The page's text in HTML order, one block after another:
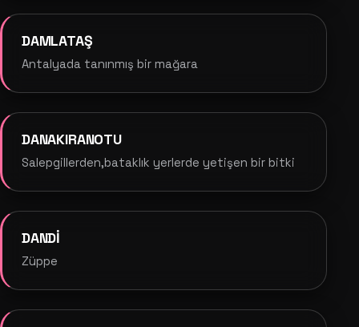
DAMLATAŞ
Antalyada tanınmış bir mağara
DANAKIRANOTU
Salepgillerden,bataklık yerlerde yetişen bir bitki
DANDİ
Züppe